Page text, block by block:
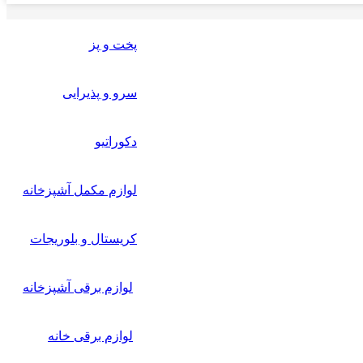
پخت و پز
سرو و پذیرایی
دکوراتیو
لوازم مکمل آشپزخانه
کریستال و بلوریجات
لوازم برقی آشپزخانه
لوازم برقی خانه